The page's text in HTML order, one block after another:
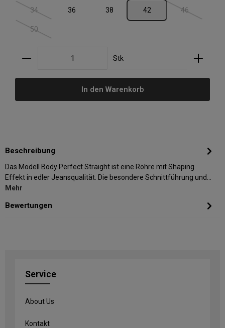
34(Diese Option ist zurzeit nicht verfügbar.)
36 38 42 46(Diese
50(Diese Option ist zurzeit nicht verfügbar.)
Produkt Anzahl: Gib den gewünschten Wert ein
Stk
In den Warenkorb
Beschreibung
Das Modell Body Perfect Straight ist eine Röhre mit Shaping
Effekt in edler Jeansqualität. Die besondere Schnittführung und…
Mehr
Bewertungen
Service
About Us
Kontakt